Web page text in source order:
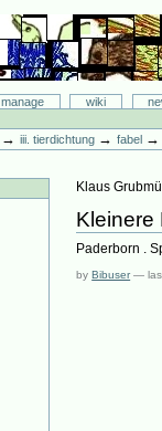
manage wiki
→iii. tierdichtung →fabel
Klaus
Kleinere
Paderborn .
byBibuser —